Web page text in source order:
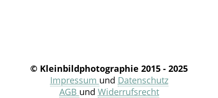
© Kleinbildphotographie 2015 - 2025
Impressum und Datenschutz
AGB und Widerrufsrecht